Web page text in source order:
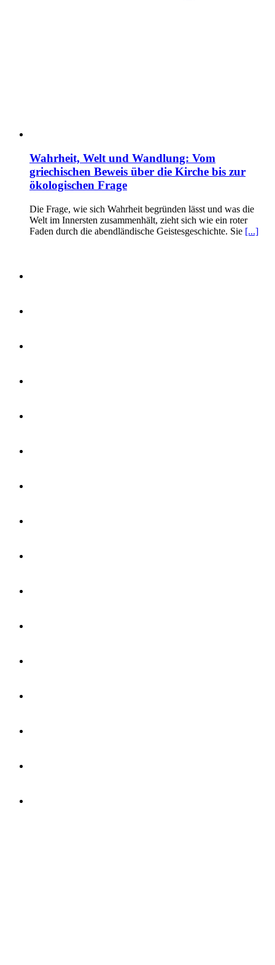
Wahrheit, Welt und Wandlung: Vom
griechischen Beweis über die Kirche bis zur
ökologischen Frage
Die Frage, wie sich Wahrheit begründen lässt und was die
Welt im Innersten zusammenhält, zieht sich wie ein roter
Faden durch die abendländische Geistesgeschichte. Sie [...]